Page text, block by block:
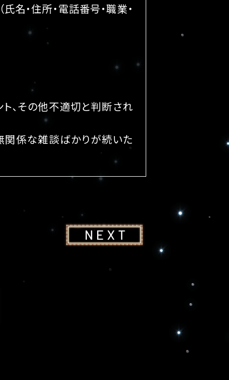
名・住所・電話番号・職業・
、その他不適切と判断され
関係な雑談ばかりが続いた